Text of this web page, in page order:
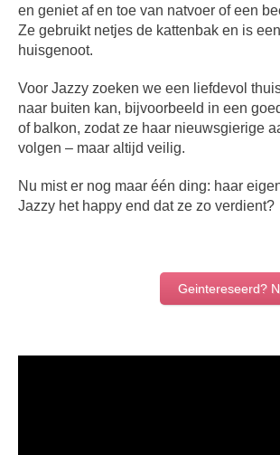
en geniet af en toe van natvoer of een
Ze gebruikt netjes de kattenbak en is
huisgenoot.
Voor Jazzy zoeken we een liefdevol
naar buiten kan, bijvoorbeeld in een
of balkon, zodat ze haar nieuwsgierige
volgen – maar altijd veilig.
Nu mist er nog maar één ding: haar
Jazzy het happy end dat ze zo verdient?
Geintereseerd?